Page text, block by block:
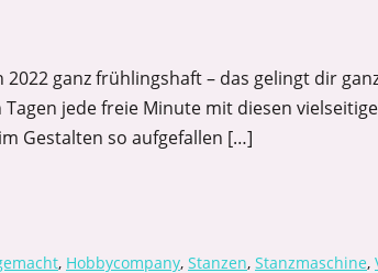
ganz frühlingshaft – das gelingt dir
jede freie Minute mit diesen
Gestalten so aufgefallen […]
, Hobbycompany, Stanzen, Stanzmaschine,